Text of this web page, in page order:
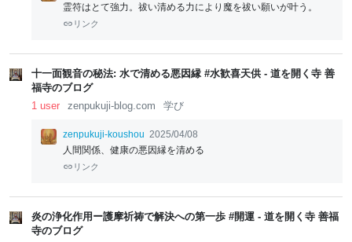
霊符はとて強力。祓い清める力により魔を祓い願いが叶う。
リンク
十一面観音の秘法: 水で清める悪因縁 #水歓喜天供 - 道を開く寺 善
福寺のブログ
1 user
zenpukuji-blog.com 学び
zenpukuji-koushou 2025/04/08
人間関係、健康の悪因縁を清める
リンク
炎の浄化作用ー護摩祈祷で解決への第一歩 #開運 - 道を開く寺 善福
寺のブログ